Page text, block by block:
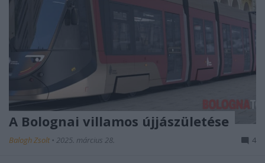
A Bolognai villamos újjászületése
Balogh Zsolt • 2025. március 28. 4